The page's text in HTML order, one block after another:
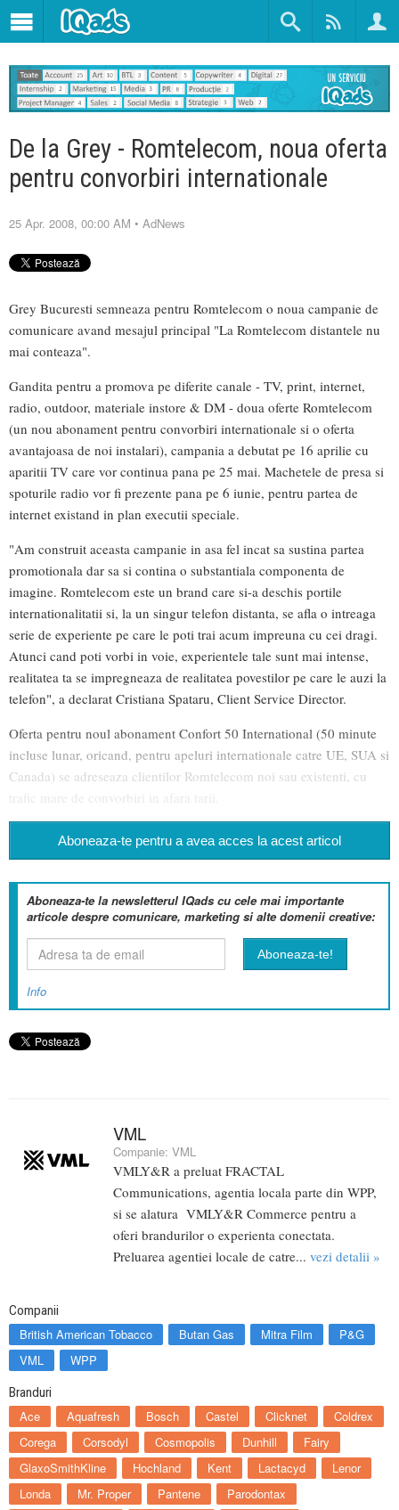
De la Grey - Romtelecom, noua oferta
pentru convorbiri internationale
25 Apr. 2008, 00:00 AM • AdNews
Grey Bucuresti semneaza pentru Romtelecom o noua campanie de
comunicare avand mesajul principal "La Romtelecom distantele nu
mai conteaza".
Gandita pentru a promova pe diferite canale - TV, print, internet,
radio, outdoor, materiale instore & DM - doua oferte Romtelecom
(un nou abonament pentru convorbiri internationale si o oferta
avantajoasa de noi instalari), campania a debutat pe 16 aprilie cu
aparitii TV care vor continua pana pe 25 mai. Machetele de presa si
spoturile radio vor fi prezente pana pe 6 iunie, pentru partea de
internet existand in plan executii speciale.
"Am construit aceasta campanie in asa fel incat sa sustina partea
promotionala dar sa si contina o substantiala componenta de
imagine. Romtelecom este un brand care si-a deschis portile
internationalitatii si, la un singur telefon distanta, se afla o intreaga
serie de experiente pe care le poti trai acum impreuna cu cei dragi.
Atunci cand poti vorbi in voie, experientele tale sunt mai intense,
realitatea ta se impregneaza de realitatea povestilor pe care le auzi la
telefon", a declarat Cristiana Spataru, Client Service Director.
Oferta pentru noul abonament Confort 50 International (50 minute
incluse lunar, oricand, pentru apeluri internationale catre UE, SUA si
Canada) se adreseaza clientilor Romtelecom noi sau existenti, cu
trafic mare de convorbiri in afara tarii.
Aboneaza-te pentru a avea acces la acest articol
Aboneaza-te la newsletterul IQads cu cele mai importante
articole despre comunicare, marketing si alte domenii creative:
Info
VML
Companie: VML
VMLY&R a preluat FRACTAL
Communications, agentia locala parte din WPP,
si se alatura VMLY&R Commerce pentru a
oferi brandurilor o experienta conectata.
Preluarea agentiei locale de catre... vezi detalii »
Companii
British American Tobacco Butan Gas Mitra Film
P&G
VML
WPP
Branduri
Ace Aquafresh Bosch Castel Clicknet
Coldrex
Corega
Corsodyl Cosmopolis Dunhill
Fairy
GlaxoSmithKline
Hochland Kent Lactacyd
Lenor
Londa
Mr. Proper Pantene
Parodontax